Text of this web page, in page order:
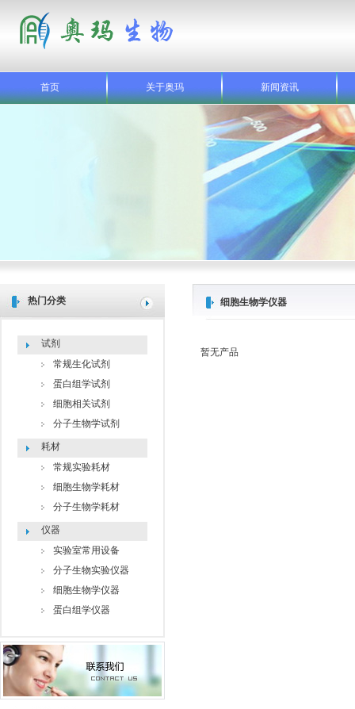
首页 关于奥玛 新闻资讯
细胞生物学仪器
暂无产品
热门分类
试剂
常规生化试剂
蛋白组学试剂
细胞相关试剂
分子生物学试剂
耗材
常规实验耗材
细胞生物学耗材
分子生物学耗材
仪器
实验室常用设备
分子生物实验仪器
细胞生物学仪器
蛋白组学仪器